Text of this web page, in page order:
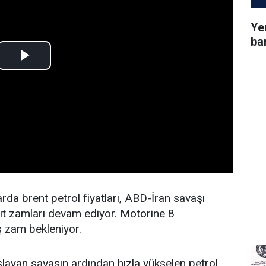
brent petrol fiyatları, ABD-İran savaşı
zamları devam ediyor. Motorine 8
bekleniyor.
savaşın ardından hızla yükselen petrol